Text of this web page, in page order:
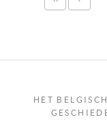
EERSTE
HET